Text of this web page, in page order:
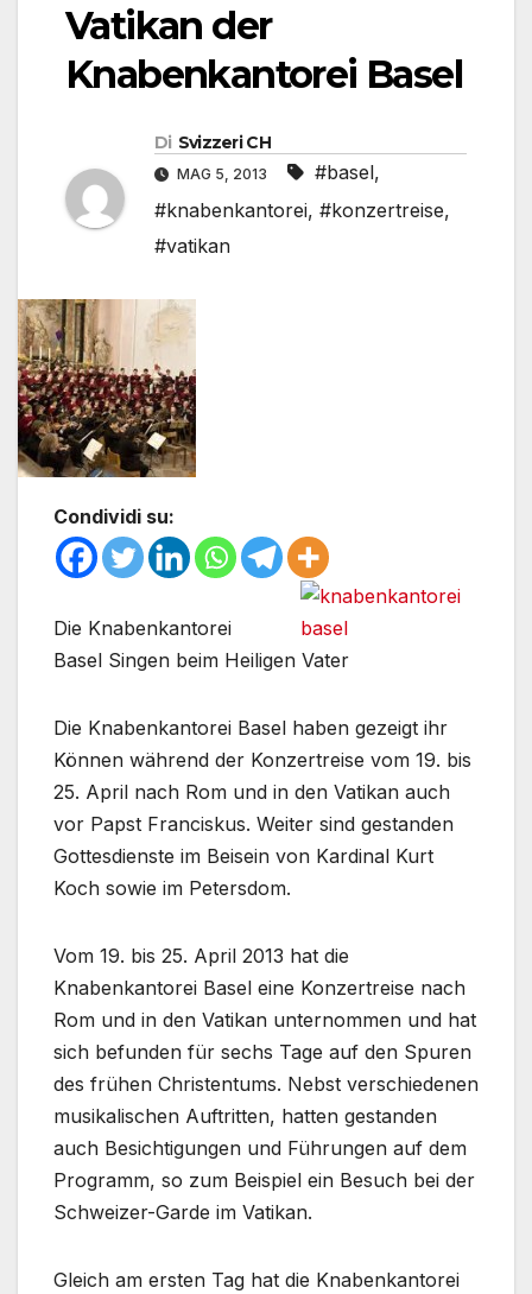
Vatikan der
Knabenkantorei Basel
Di Svizzeri CH
MAG 5, 2013 #basel,
#knabenkantorei, #konzertreise,
#vatikan
Condividi su:
Die Knabenkantorei
Basel Singen beim Heiligen Vater
Die Knabenkantorei Basel haben gezeigt ihr
Können während der Konzertreise vom 19. bis
25. April nach Rom und in den Vatikan auch
vor Papst Franciskus. Weiter sind gestanden
Gottesdienste im Beisein von Kardinal Kurt
Koch sowie im Petersdom.
Vom 19. bis 25. April 2013 hat die
Knabenkantorei Basel eine Konzertreise nach
Rom und in den Vatikan unternommen und hat
sich befunden für sechs Tage auf den Spuren
des frühen Christentums. Nebst verschiedenen
musikalischen Auftritten, hatten gestanden
auch Besichtigungen und Führungen auf dem
Programm, so zum Beispiel ein Besuch bei der
Schweizer-Garde im Vatikan.
Gleich am ersten Tag hat die Knabenkantorei